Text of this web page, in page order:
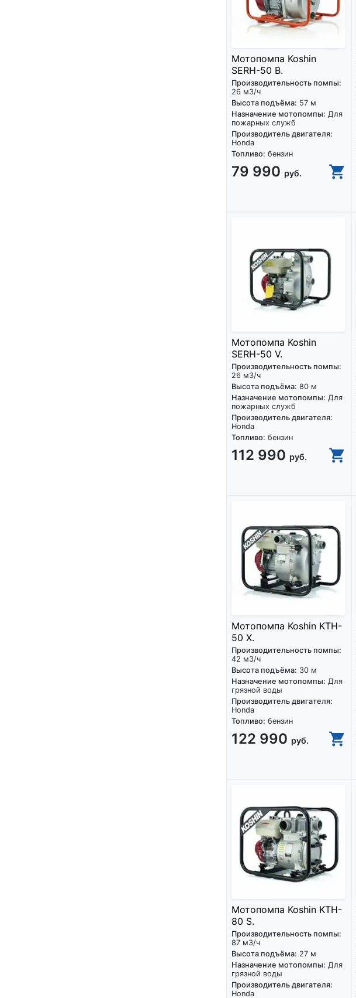
Мотопомпа Koshin
SERH-50 B.
Производительность помпы:
26 м3/ч
Высота подъёма: 57 м
Назначение мотопомпы: Для
пожарных служб
Производитель двигателя:
Honda
Топливо: бензин
79 990 руб.
Мотопомпа Koshin
SERH-50 V.
Производительность помпы:
26 м3/ч
Высота подъёма: 80 м
Назначение мотопомпы: Для
пожарных служб
Производитель двигателя:
Honda
Топливо: бензин
112 990 руб.
Мотопомпа Koshin KTH-
50 X.
Производительность помпы:
42 м3/ч
Высота подъёма: 30 м
Назначение мотопомпы: Для
грязной воды
Производитель двигателя:
Honda
Топливо: бензин
122 990 руб.
Мотопомпа Koshin KTH-
80 S.
Производительность помпы:
87 м3/ч
Высота подъёма: 27 м
Назначение мотопомпы: Для
грязной воды
Производитель двигателя:
Honda